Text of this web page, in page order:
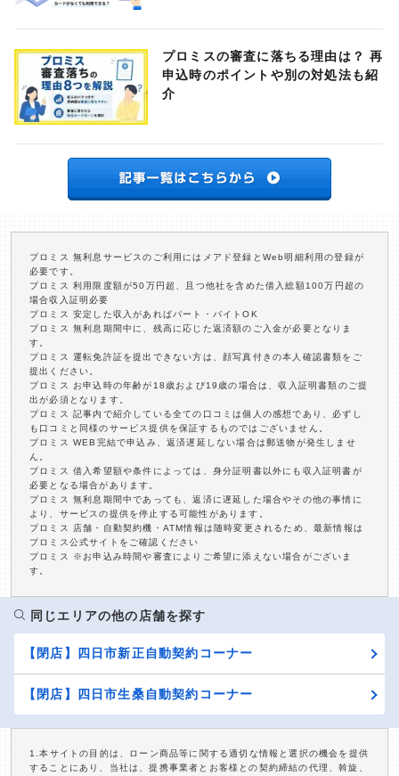
プロミスの審査に落ちる理由は？ 再
申込時のポイントや別の対処法も紹
介
プロミス 無利息サービスのご利用にはメアド登録とWeb明細利用の登録が
必要です。
プロミス 利用限度額が50万円超、且つ他社を含めた借入総額100万円超の
場合収入証明必要
プロミス 安定した収入があればパート・バイトOK
プロミス 無利息期間中に、残高に応じた返済額のご入金が必要となりま
す。
プロミス 運転免許証を提出できない方は、顔写真付きの本人確認書類をご
提出ください。
プロミス お申込時の年齢が18歳および19歳の場合は、収入証明書類のご提
出が必須となります。
プロミス 記事内で紹介している全ての口コミは個人の感想であり、必ずし
も口コミと同様のサービス提供を保証するものではございません。
プロミス WEB完結で申込み、返済遅延しない場合は郵送物が発生しませ
ん。
プロミス 借入希望額や条件によっては、身分証明書以外にも収入証明書が
必要となる場合があります。
プロミス 無利息期間中であっても、返済に遅延した場合やその他の事情に
より、サービスの提供を停止する可能性があります。
プロミス 店舗・自動契約機・ATM情報は随時変更されるため、最新情報は
プロミス公式サイトをご確認ください
プロミス ※お申込み時間や審査によりご希望に添えない場合がございま
す。
同じエリアの他の店舗を探す
【閉店】四日市新正自動契約コーナー
【閉店】四日市生桑自動契約コーナー
1.本サイトの目的は、ローン商品等に関する適切な情報と選択の機会を提供
することにあり、当社は、提携事業者とお客様との契約締結の代理、斡旋、